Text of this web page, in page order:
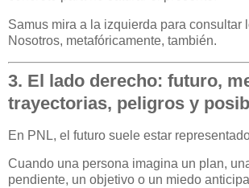
Samus mira a la izquierda para consultar
Nosotros, metafóricamente, también.
3. El lado derecho: futuro,
trayectorias, peligros y
En PNL, el futuro suele estar
Cuando una persona imagina un plan,
pendiente, un objetivo o un miedo